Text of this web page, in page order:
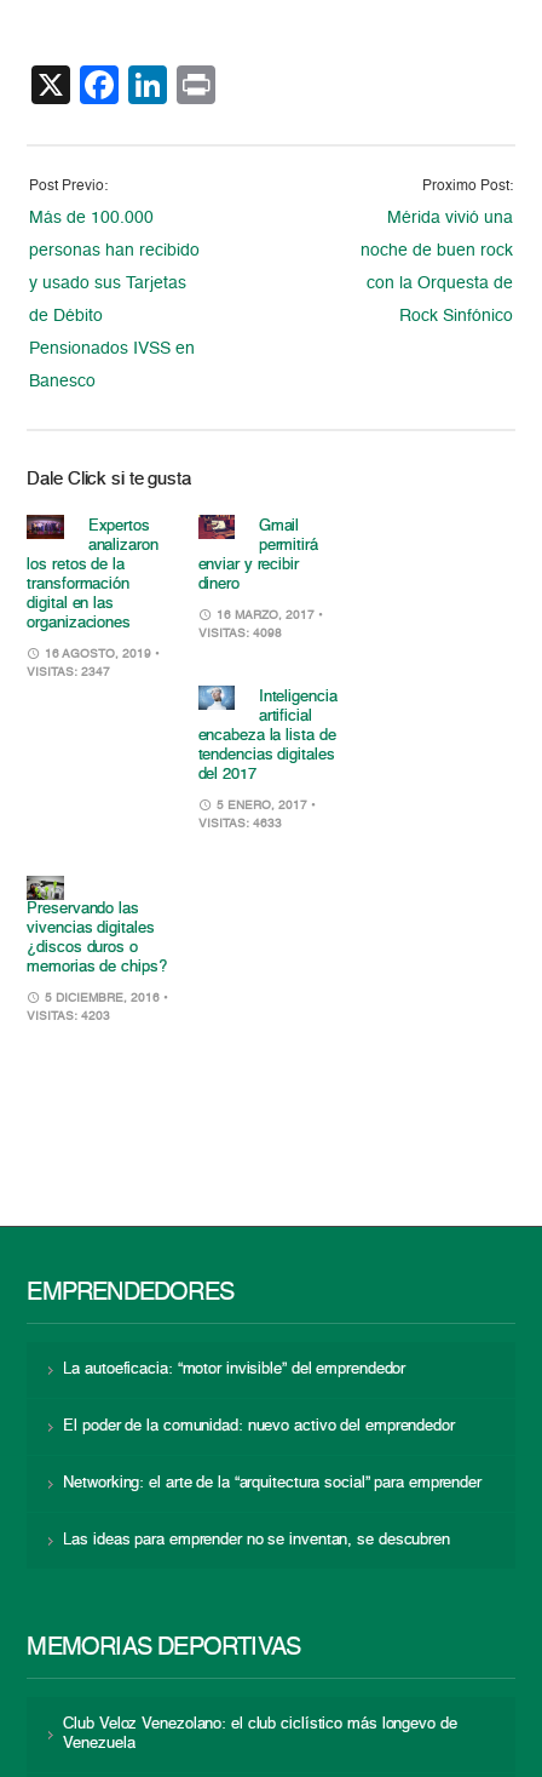
X Facebook
LinkedIn
Post Previo:
Más de 100.000
personas han recibido
y usado sus Tarjetas
de Débito
Pensionados IVSS en
Banesco
Proximo Post:
Mérida vivió una
noche de buen rock
con la Orquesta de
Rock Sinfónico
Dale Click si te gusta
Expertos
analizaron
los retos de la
transformación
digital en las
organizaciones
16 AGOSTO, 2019 •
VISITAS: 2347
Gmail
permitirá
enviar y recibir
dinero
16 MARZO, 2017 •
VISITAS: 4098
Inteligencia
artificial
encabeza la lista de
tendencias digitales
del 2017
5 ENERO, 2017 •
VISITAS: 4633
Preservando las
vivencias digitales
¿discos duros o
memorias de chips?
5 DICIEMBRE, 2016 •
VISITAS: 4203
EMPRENDEDORES
La autoeficacia: “motor invisible” del emprendedor
El poder de la comunidad: nuevo activo del emprendedor
Networking: el arte de la “arquitectura social” para emprender
Las ideas para emprender no se inventan, se descubren
MEMORIAS DEPORTIVAS
Club Veloz Venezolano: el club ciclístico más longevo de
Venezuela